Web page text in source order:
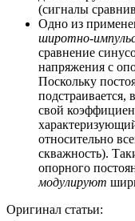
(сигналы
Одно из
широтно-
сравнение
напряжения с
Поскольку
подстраивается,
свой
относительно
скважность).
опорного
модулируют
Оригинал статьи: